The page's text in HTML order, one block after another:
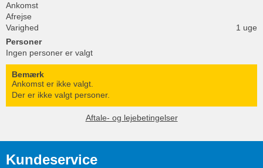
Ankomst
Afrejse
Varighed
1 uge
Personer
Ingen personer er valgt
Bemærk
Ankomst er ikke valgt.
Der er ikke valgt personer.
Aftale- og lejebetingelser
Kundeservice